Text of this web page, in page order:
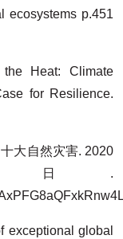
ecosystems p.451
Heat: Climate
for Resilience.
大自然灾害. 2020
日.
exceptional global